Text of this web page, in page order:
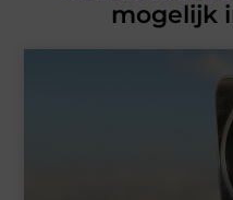
mogelijk